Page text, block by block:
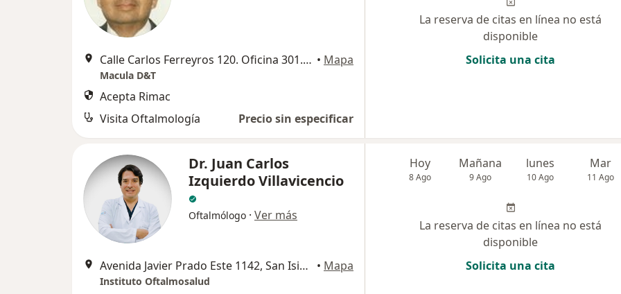
Calle Carlos Ferreyros 120. Oficina 301. San Isidro, San Isidro • Mapa
Macula D&T
Acepta Rimac
Visita Oftalmología
Precio sin especificar
La reserva de citas en línea no está
disponible
Solicita una cita
Dr. Juan Carlos
Izquierdo Villavicencio
Oftalmólogo · Ver más
Avenida Javier Prado Este 1142, San Isidro • Mapa
Instituto Oftalmosalud
Hoy
8 Ago
Mañana
9 Ago
lunes
10 Ago
Mar
11 Ago
La reserva de citas en línea no está
disponible
Solicita una cita